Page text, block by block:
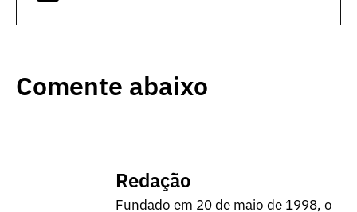
Comente abaixo
Redação
Fundado em 20 de maio de 1998, o